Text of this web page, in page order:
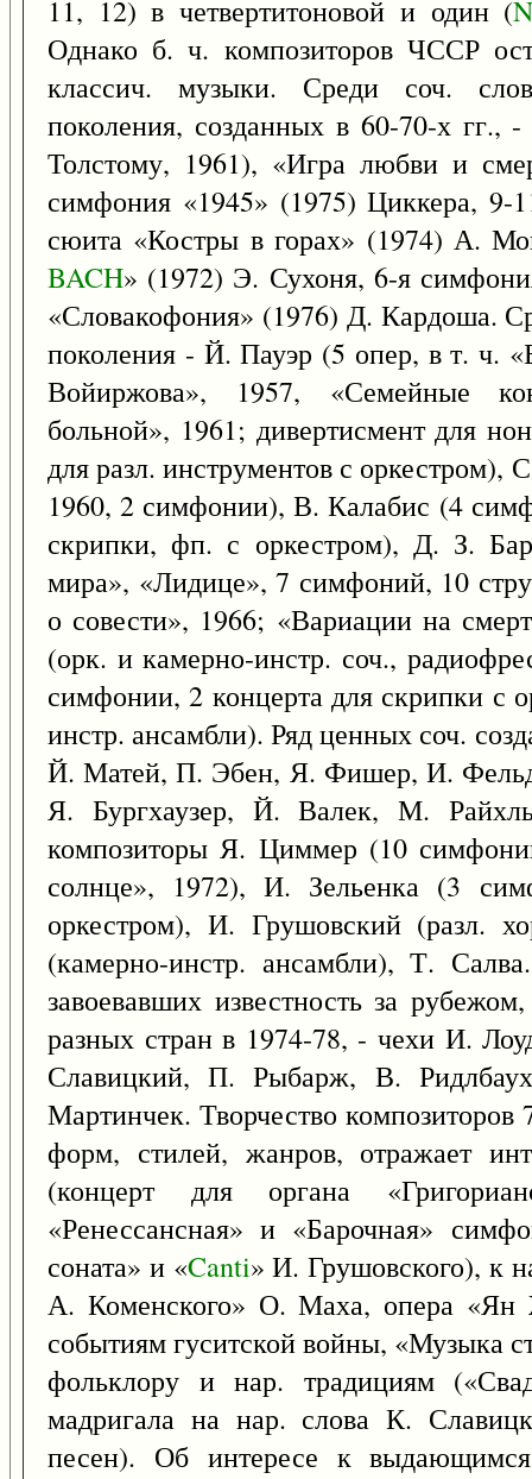
11, 12) в четвертитоновой и один (
Однако б. ч. композиторов ЧССР
классич. музыки. Среди соч.
поколения, созданных в 60-70-х
Толстому, 1961), «Игра любви и
симфония «1945» (1975) Циккера,
сюита «Костры в горах» (1974) А.
BACH» (1972) Э. Сухоня, 6-я
«Словакофония» (1976) Д. Кардоша.
поколения - Й. Пауэр (5 опер, в т. ч.
Войиржова», 1957, «Семейные
больной», 1961; дивертисмент для
для разл. инструментов с оркестром),
1960, 2 симфонии), В. Калабис (4
скрипки, фп. с оркестром), Д. З.
мира», «Лидице», 7 симфоний, 10
о совести», 1966; «Вариации на
(орк. и камерно-инстр. соч.,
симфонии, 2 концерта для скрипки с
инстр. ансамбли). Ряд ценных соч.
Й. Матей, П. Эбен, Я. Фишер, И.
Я. Бургхаузер, Й. Валек, М.
композиторы Я. Циммер (10
солнце», 1972), И. Зельенка (3
оркестром), И. Грушовский (разл.
(камерно-инстр. ансамбли), Т.
завоевавших известность за
разных стран в 1974-78, - чехи И.
Славицкий, П. Рыбарж, В.
Мартинчек. Творчество композиторов
форм, стилей, жанров, отражает
(концерт для органа
«Ренессансная» и «Барочная»
соната» и «Canti» И. Грушовского), к
А. Коменского» О. Маха, опера «Ян
событиям гуситской войны, «Музыка
фольклору и нар. традициям
мадригала на нар. слова К.
песен). Об интересе к выдающимся